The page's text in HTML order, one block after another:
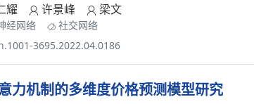
耀 许景峰 梁文
经网络
社交网络
3695.2022.04.0186
力机制的多维度价格预测模型研究